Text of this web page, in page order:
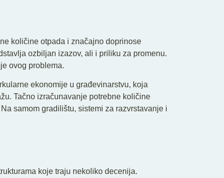
količine otpada i značajno doprinose
ozbiljan izazov, ali i priliku za promenu.
ovog problema.
ekonomije u građevinarstvu, koja
Tačno izračunavanje potrebne količine
samom gradilištu, sistemi za razvrstavanje i
koje traju nekoliko decenija.